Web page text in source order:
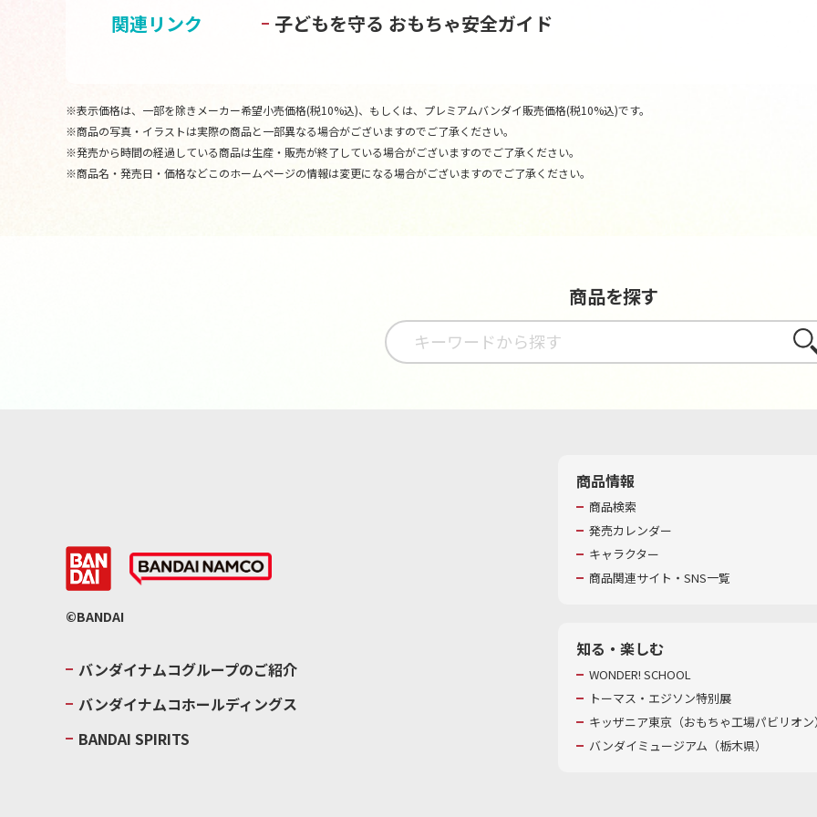
関連リンク 子どもを守る おもちゃ安全ガイド
※表示価格は、一部を除きメーカー希望小売価格(税10%込)、もしくは、プレミアムバンダイ販売価格(税10%込)です。
※商品の写真・イラストは実際の商品と一部異なる場合がございますのでご了承ください。
※発売から時間の経過している商品は生産・販売が終了している場合がございますのでご了承ください。
※商品名・発売日・価格などこのホームページの情報は変更になる場合がございますのでご了承ください。
商品を探す
さが
©BANDAI
バンダイナムコグループのご紹介
バンダイナムコホールディングス
BANDAI SPIRITS
商品情報
商品検索
発売カレンダー
キャラクター
商品関連サイト・SNS一覧
知る・楽しむ
WONDER! SCHOOL
トーマス・エジソン特別展
キッザニア東京（おもちゃ工場パビリオ
バンダイミュージアム（栃木県）